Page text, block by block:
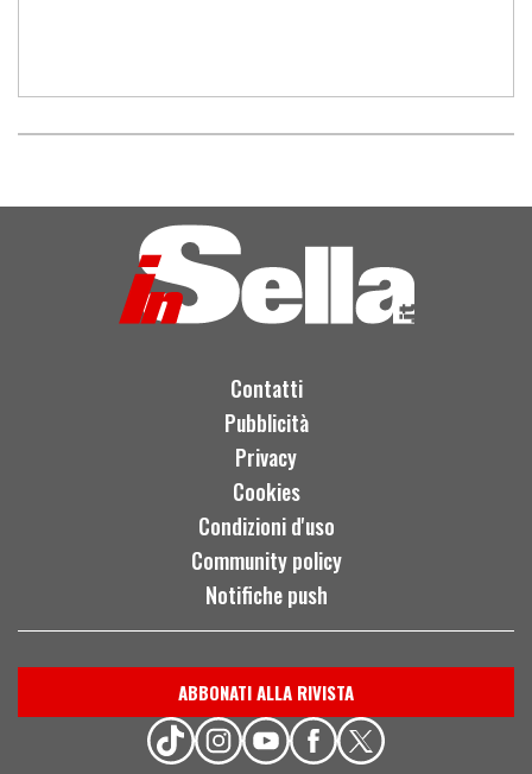
Contatti
Pubblicità
Privacy
Cookies
Condizioni d'uso
Community policy
Notifiche push
ABBONATI ALLA RIVISTA